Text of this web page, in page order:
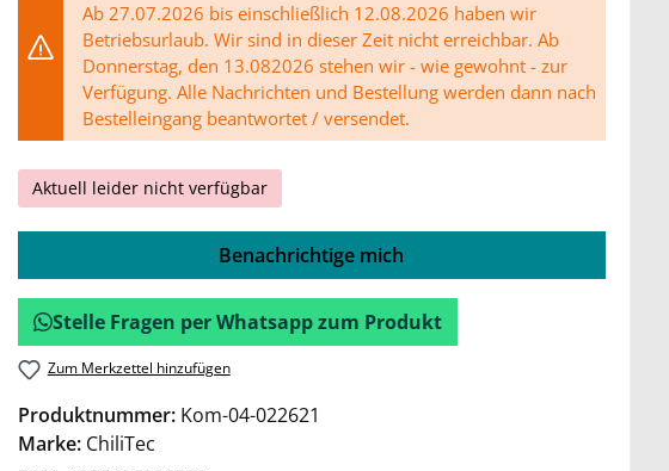
Ab 27.07.2026 bis einschließlich 12.08.2026 haben wir
Betriebsurlaub. Wir sind in dieser Zeit nicht erreichbar. Ab
Donnerstag, den 13.082026 stehen wir - wie gewohnt - zur
Verfügung. Alle Nachrichten und Bestellung werden dann nach
Bestelleingang beantwortet / versendet.
Aktuell leider nicht verfügbar
Benachrichtige mich
Stelle Fragen per Whatsapp zum Produkt
Zum Merkzettel hinzufügen
Produktnummer: Kom-04-022621
Marke: ChiliTec